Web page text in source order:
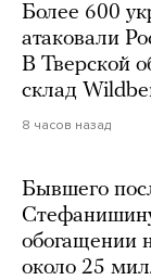
Более 600
атаковали
В Тверской
склад
8 часов назад
Бывшего
обогащении
около 25